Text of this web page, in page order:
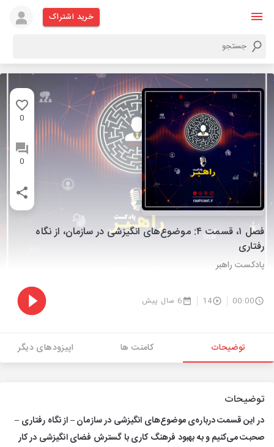
خرید اشتراک
0
0
فصل ۱، قسمت ۴: موضوع‌های انگیزشی در سازمان، از نگاه
رفتاری
پادکست راهبر
00:00
14 6 سال پیش
توضیحات کامنت ها اپیزودهای دیگر
توضیحات
در این قسمت درباره‌ی موضوع‌های انگیزشی در سازمان – از نگاه رفتاری –
صحبت می‌کنیم و به بهبود فرهنگ کاری با گسترش فضای انگیزشی در کار